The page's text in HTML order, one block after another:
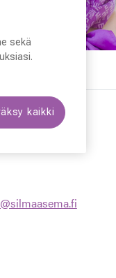
sekä
kaikki